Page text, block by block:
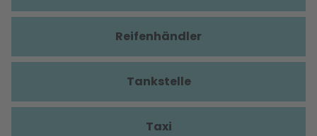
Reifenhändler
Tankstelle
Taxi